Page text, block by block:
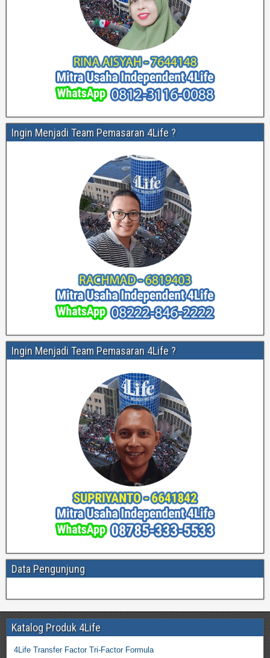
Ingin Menjadi Team Pemasaran 4Life ?
Ingin Menjadi Team Pemasaran 4Life ?
Data Pengunjung
Katalog Produk 4Life
4Life Transfer Factor Tri-Factor Formula